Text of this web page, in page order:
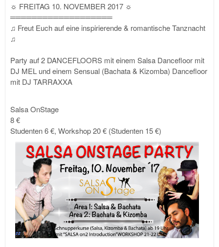
☼ FREITAG 10. NOVEMBER 2017 ☼
═══════════════════
♫ Freut Euch auf eine inspirierende & romantische Tanznacht
♫
Party auf 2 DANCEFLOORS mit einem Salsa Dancefloor mit
DJ MEL und einem Sensual (Bachata & Kizomba) Dancefloor
mit DJ TARRAXXA
Salsa OnStage
8 €
Studenten 6 €, Workshop 20 € (Studenten 15 €)